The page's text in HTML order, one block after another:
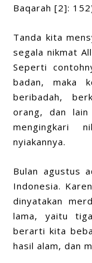
Baqarah [2]:
Tanda kita
segala nikmat
Seperti
badan, maka
beribadah,
orang, dan lain
mengingkari
nyiakannya.
Bulan agustus
Indonesia.
dinyatakan
lama, yaitu
berarti kita
hasil alam, dan